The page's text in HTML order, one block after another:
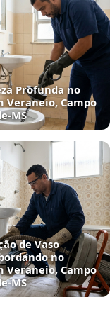
Profunda no
Veraneio, Campo
de Vaso
no
Veraneio, Campo